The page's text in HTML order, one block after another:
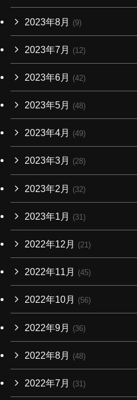
2023年8月 (9)
2023年7月 (12)
2023年6月 (42)
2023年5月 (48)
2023年4月 (49)
2023年3月 (28)
2023年2月 (32)
2023年1月 (31)
2022年12月 (21)
2022年11月 (45)
2022年10月 (56)
2022年9月 (36)
2022年8月 (48)
2022年7月 (31)